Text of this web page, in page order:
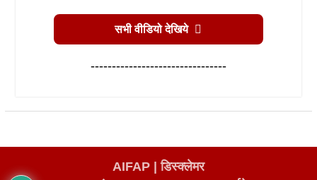
सभी वीडियो देखिये
--------------------------------
AIFAP |डिस्क्लेमर